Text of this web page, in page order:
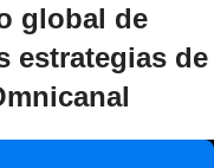
global de
estrategias de